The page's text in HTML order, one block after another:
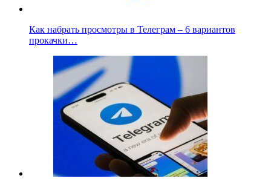
Как набрать просмотры в Телеграм – 6 вариантов
прокачки…